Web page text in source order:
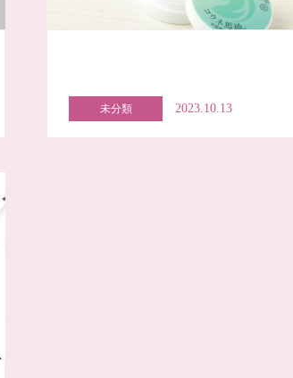
未分類 2023.10.13